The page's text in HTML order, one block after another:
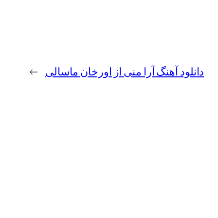
دانلود آهنگ آرا منی از اورخان ماسالی →